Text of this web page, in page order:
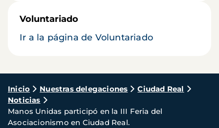
Voluntariado
Ir a la página de Voluntariado
Ruta
de
navegación
Inicio Nuestras delegaciones
Ciudad Real
Noticias
Manos Unidas participó en la III Feria del
Asociacionismo en Ciudad Real.